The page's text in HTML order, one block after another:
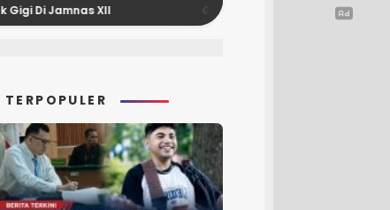
XII Gubernur NTT Melepas 756 Anggota
TERPOPULER